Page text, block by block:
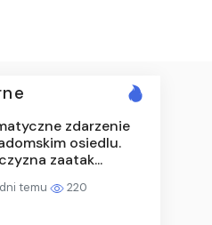
zdarzenie
osiedlu.
zaatak...
temu 220